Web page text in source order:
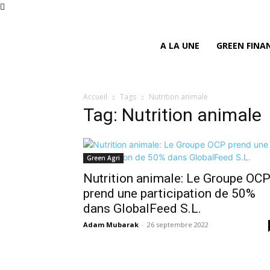
A LA UNE GREEN
Accueil Tags Nutrition animale
Tag: Nutrition animale
Green Agri
Nutrition animale: Le Groupe OCP
prend une participation de 50%
dans GlobalFeed S.L.
Adam Mubarak - 26 septembre 2022